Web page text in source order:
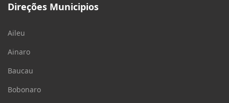
Direções Municipios
Aileu
Ainaro
Baucau
Bobonaro